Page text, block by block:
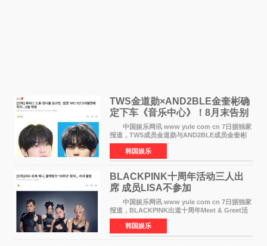
TWS金道勋×AND2BLE金奎彬确
定下车《音乐中心》！8月末告别
MC席位
中国娱乐网讯 www yule com cn 7日据独家
报道，TWS成员金道勋与AND2BLE成员金奎彬
将于8月离开《音乐中心》MC的位置。 金道
勋与金奎彬于去年3月与H2H A-NA一起被选为
《音乐中心》MC，约1
韩国娱乐
BLACKPINK十周年活动三人出
席 成员LISA不参加
中国娱乐网讯 www yule com cn 7日据独家
报道，BLACKPINK出道十周年Meet & Greet活
动将由智秀、ROS&Eacute;、JENNIE出席，
LISA将缺席。 此前BLACKPINK所属社YG并
未为组合出道十周年做
韩国娱乐